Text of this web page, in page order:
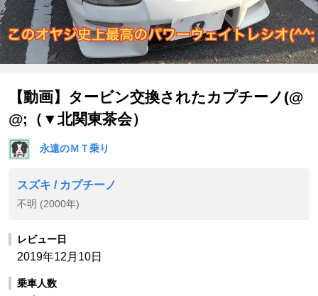
【動画】タービン交換されたカプチーノ(@
@;（▼北関東茶会）
永遠のＭＴ乗り
スズキ / カプチーノ
不明 (2000年)
レビュー日
2019年12月10日
乗車人数